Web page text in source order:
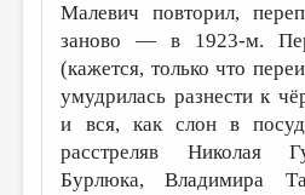
Малевич повторил,
заново — в 1923-м.
(кажется, только что
умудрилась разнести к
и вся, как слон в
расстреляв Николая
Бурлюка, Владимира